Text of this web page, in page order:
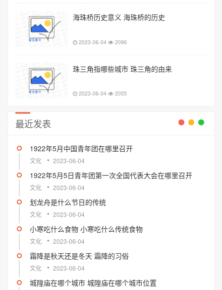
海珠桥历史意义 海珠桥的历史
2023-06-04 2096
珠三角指哪些城市 珠三角的由来
2023-06-04 2055
最近发表
1922年5月中国青年团在哪里召开
文化 2023-06-04
1922年5月5日青年团第一次全国代表大会在哪里召开
文化 2023-06-04
划龙舟是什么节日的传统
文化 2023-06-04
小寒吃什么食物 小寒吃什么传统食物
文化 2023-06-04
霜降是秋天还是冬天 霜降的习俗
文化 2023-06-04
城隍庙在哪个城市 城隍庙在哪个城市位置